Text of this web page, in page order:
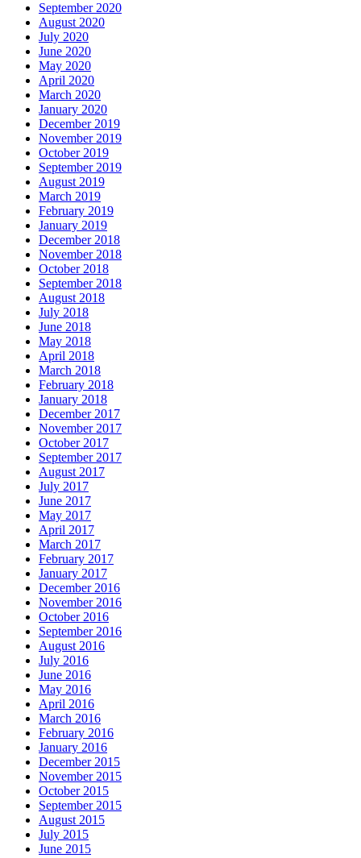
September 2020
August 2020
July 2020
June 2020
May 2020
April 2020
March 2020
January 2020
December 2019
November 2019
October 2019
September 2019
August 2019
March 2019
February 2019
January 2019
December 2018
November 2018
October 2018
September 2018
August 2018
July 2018
June 2018
May 2018
April 2018
March 2018
February 2018
January 2018
December 2017
November 2017
October 2017
September 2017
August 2017
July 2017
June 2017
May 2017
April 2017
March 2017
February 2017
January 2017
December 2016
November 2016
October 2016
September 2016
August 2016
July 2016
June 2016
May 2016
April 2016
March 2016
February 2016
January 2016
December 2015
November 2015
October 2015
September 2015
August 2015
July 2015
June 2015